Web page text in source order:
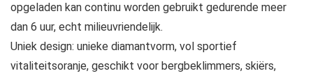
opgeladen kan continu worden gebruikt gedurende meer
dan 6 uur, echt milieuvriendelijk.
Uniek design: unieke diamantvorm, vol sportief
vitaliteitsoranje, geschikt voor bergbeklimmers, skiërs,